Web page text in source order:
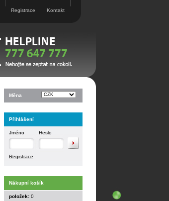
Registrace Kontakt
Měna
Přihlášení
Jméno Heslo
Registrace
Nákupní košík
položek: 0